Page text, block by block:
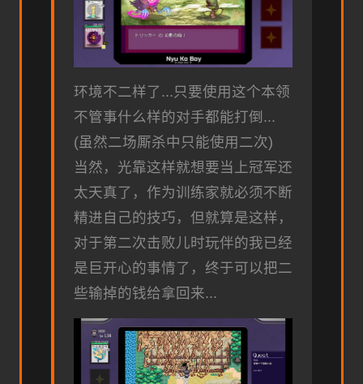
环境不二样了...只要使用这个本领
不管事什么样的对手都能打倒...
(虽然二场厮杀中只能使用二次)
当然，光靠这样就想要当上冠军还
太天真了，作为训练家就必须不断
精进自己的技巧，但就算是这样，
对于第二次击败儿时玩伴的我已经
是巨开心的事情了，终于可以把二
些输掉的钱给拿回来...